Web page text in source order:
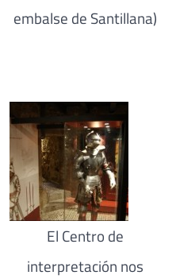
embalse de Santillana)
El Centro de
interpretación nos